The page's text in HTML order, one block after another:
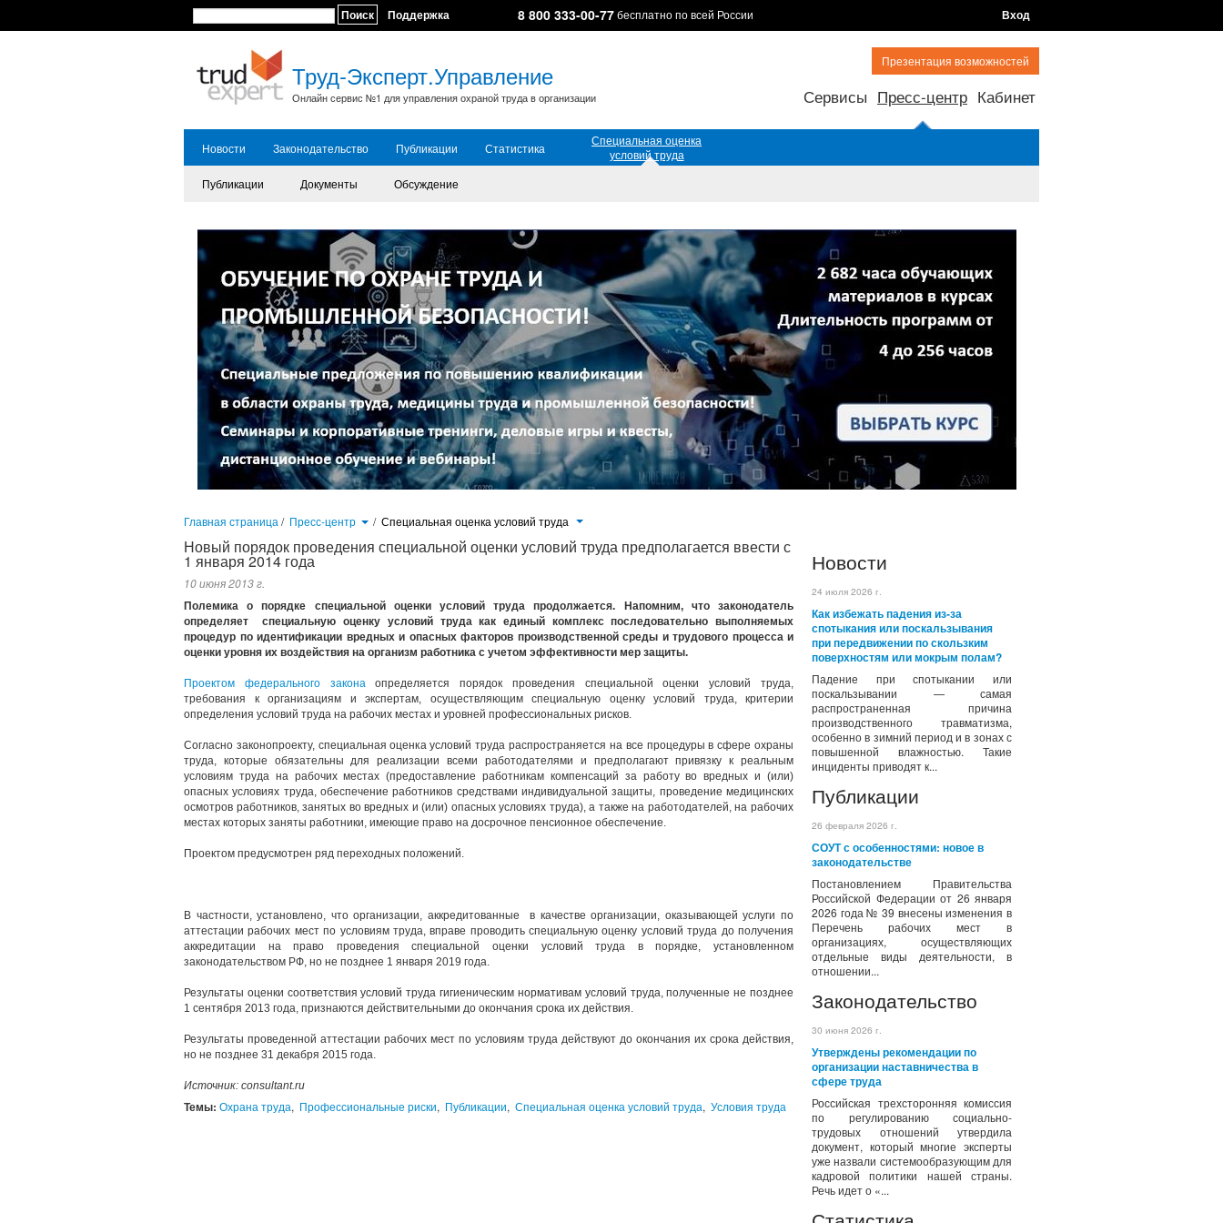
Поиск Поддержка 8 800 333-00-77бесплатно по всей России Вход
Труд-Эксперт.Управление
Онлайн сервис №1 для управления охраной труда в организации
Презентация возможностей
Сервисы Пресс-центр Кабинет
Новости Законодательство Публикации Статистика
Специальная оценка
условий труда
Публикации
Документы Обсуждение
Главная страница / Пресс-центр / Специальная оценка условий труда
Новости
24 июля 2026 г.
Как избежать падения из-за
спотыкания или поскальзывания
при передвижении по скользким
поверхностям или мокрым полам?
Падение при спотыкании или
поскальзывании — самая
распространенная причина
производственного травматизма,
особенно в зимний период и в зонах с
повышенной влажностью. Такие
инциденты приводят к...
Публикации
26 февраля 2026 г.
СОУТ с особенностями: новое в
законодательстве
Постановлением Правительства
Российской Федерации от 26 января
2026 года № 39 внесены изменения в
Перечень рабочих мест в
организациях, осуществляющих
отдельные виды деятельности, в
отношении...
Законодательство
30 июня 2026 г.
Утверждены рекомендации по
организации наставничества в
сфере труда
Российская трехсторонняя комиссия
по регулированию социально-
трудовых отношений утвердила
документ, который многие эксперты
уже назвали системообразующим для
кадровой политики нашей страны.
Речь идет о «...
Новый порядок проведения специальной оценки условий труда предполагается ввести с
1 января 2014 года
10 июня 2013 г.
Полемика о порядке специальной оценки условий труда продолжается. Напомним, что законодатель
определяет специальную оценку условий труда как единый комплекс последовательно выполняемых
процедур по идентификации вредных и опасных факторов производственной среды и трудового процесса и
оценки уровня их воздействия на организм работника с учетом эффективности мер защиты.
Проектом федерального законаопределяется порядок проведения специальной оценки условий труда,
требования к организациям и экспертам, осуществляющим специальную оценку условий труда, критерии
определения условий труда на рабочих местах и уровней профессиональных рисков.
Согласно законопроекту, специальная оценка условий труда распространяется на все процедуры в сфере охраны
труда, которые обязательны для реализации всеми работодателями и предполагают привязку к реальным
условиям труда на рабочих местах (предоставление работникам компенсаций за работу во вредных и (или)
опасных условиях труда, обеспечение работников средствами индивидуальной защиты, проведение медицинских
осмотров работников, занятых во вредных и (или) опасных условиях труда), а также на работодателей, на рабочих
местах которых заняты работники, имеющие право на досрочное пенсионное обеспечение.
Проектом предусмотрен ряд переходных положений.
В частности, установлено, что организации, аккредитованные в качестве организации, оказывающей услуги по
аттестации рабочих мест по условиям труда, вправе проводить специальную оценку условий труда до получения
аккредитации на право проведения специальной оценки условий труда в порядке, установленном
законодательством РФ, но не позднее 1 января 2019 года.
Результаты оценки соответствия условий труда гигиеническим нормативам условий труда, полученные не позднее
1 сентября 2013 года, признаются действительными до окончания срока их действия.
Результаты проведенной аттестации рабочих мест по условиям труда действуют до окончания их срока действия,
но не позднее 31 декабря 2015 года.
Источник: consultant.ru
Темы: Охрана труда, Профессиональные риски, Публикации, Специальная оценка условий труда, Условия труда